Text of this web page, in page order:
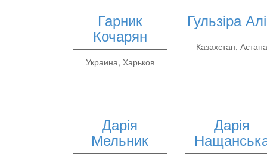
Гарник
Кочарян
Украина, Харьков
Гульзіра
Казахстан,
Дарія
Мельник
Дарія